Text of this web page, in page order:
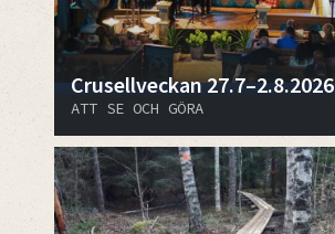
Crusellveckan 27.7–2.8.2026
ATT SE OCH GÖRA